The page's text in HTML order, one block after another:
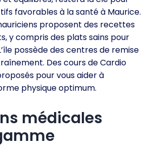
favorables à la santé à Maurice.
proposent des recettes
y compris des plats sains pour
possède des centres de remise
Des cours de Cardio
pour vous aider à
physique optimum.
médicales